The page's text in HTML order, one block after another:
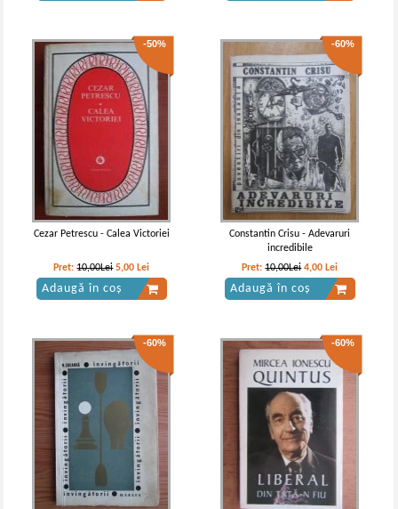
-50%
Cezar Petrescu - Calea Victoriei
Pret:10,00Lei 5,00 Lei
Adaugă în coș
-60%
Constantin Crisu - Adevaruri
incredibile
Pret:10,00Lei 4,00 Lei
Adaugă în coș
-60% -60%